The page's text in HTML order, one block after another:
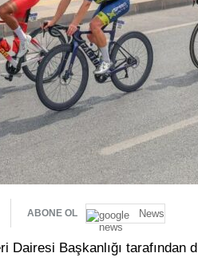
ABONE OL News
Dairesi Başkanlığı tarafından